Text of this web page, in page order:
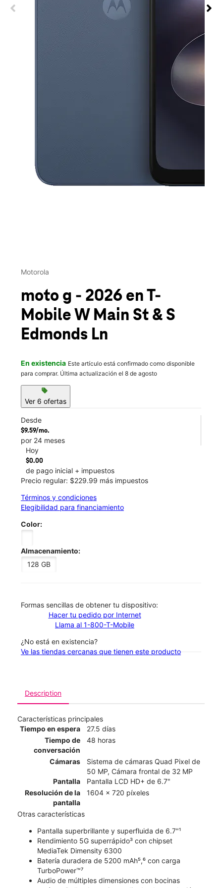
Motorola
moto g - 2026 en T-
Mobile W Main St & S
Edmonds Ln
En existencia Este artículo está confirmado como disponible
para comprar. Última actualización el 8 de agosto
sell
Ver 6 ofertas
Desde
$9.59/mo.
por 24 meses
Hoy
$0.00
de pago inicial + impuestos
Precio regular: $229.99 más impuestos
Términos y condiciones
Elegibilidad para financiamiento
Color:
Almacenamiento:
128 GB
​​​​​​​Formas sencillas de obtener tu dispositivo:
Hacer tu pedido por Internet
Llama al 1-800-T-Mobile
¿No está en existencia?
Ve las tiendas cercanas que tienen este producto
Description
Características principales
Tiempo en espera
27.5 días
Tiempo de
conversación
48 horas
Cámaras
Sistema de cámaras Quad Pixel de
50 MP, Cámara frontal de 32 MP
Pantalla
Pantalla LCD HD+ de 6.7"
Resolución de la
pantalla
1604 x 720 píxeles
Otras características
Pantalla superbrillante y superfluida de 6.7"¹
Rendimiento 5G superrápido³ con chipset
MediaTek Dimensity 6300
Batería duradera de 5200 mAh⁵,⁶ con carga
TurboPower™⁷
Audio de múltiples dimensiones con bocinas